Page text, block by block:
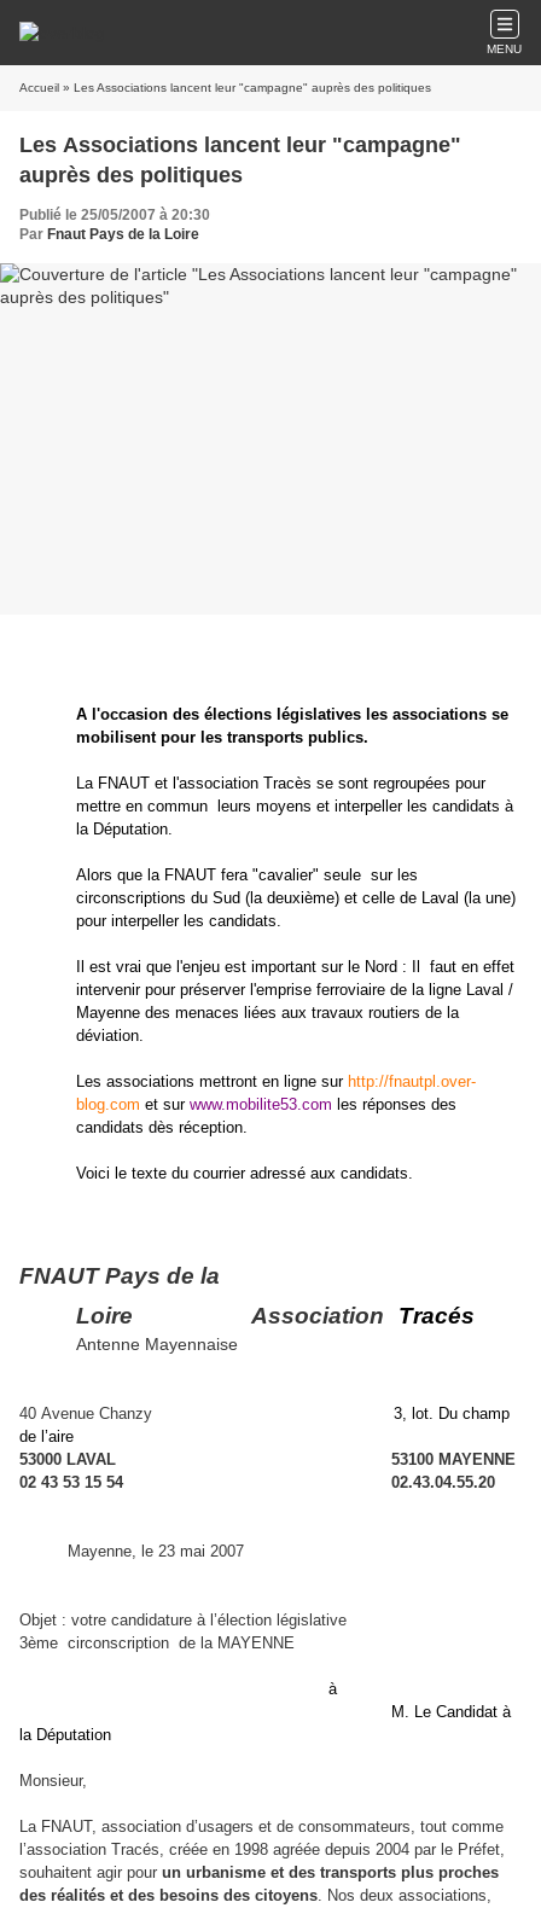
MENU
Accueil » Les Associations lancent leur "campagne" auprès des politiques
Les Associations lancent leur "campagne"
auprès des politiques
Publié le 25/05/2007 à 20:30
Par Fnaut Pays de la Loire
A l'occasion des élections législatives les associations se
mobilisent pour les transports publics.
La FNAUT et l'association Tracès se sont regroupées pour
mettre en commun leurs moyens et interpeller les candidats à
la Députation.
Alors que la FNAUT fera "cavalier" seule sur les
circonscriptions du Sud (la deuxième) et celle de Laval (la une)
pour interpeller les candidats.
Il est vrai que l'enjeu est important sur le Nord : Il faut en effet
intervenir pour préserver l'emprise ferroviaire de la ligne Laval /
Mayenne des menaces liées aux travaux routiers de la
déviation.
Les associations mettront en ligne sur http://fnautpl.over-
blog.com et surwww.mobilite53.com les réponses des
candidats dès réception.
Voici le texte du courrier adressé aux candidats.
FNAUT Pays de la
Loire
Association Tracés
Antenne Mayennaise
40 Avenue Chanzy 3, lot. Du champ
de l’aire
53000 LAVAL
53100 MAYENNE
02 43 53 15 54
02.43.04.55.20
Mayenne, le 23 mai 2007
Objet : votre candidature à l’élection législative
3ème circonscription de la MAYENNE
à
M. Le Candidat à
la Députation
Monsieur,
La FNAUT, association d’usagers et de consommateurs, tout comme
l’association Tracés, créée en 1998 agréée depuis 2004 par le Préfet,
souhaitent agir pour un urbanisme et des transports plus proches
des réalités et des besoins des citoyens. Nos deux associations,